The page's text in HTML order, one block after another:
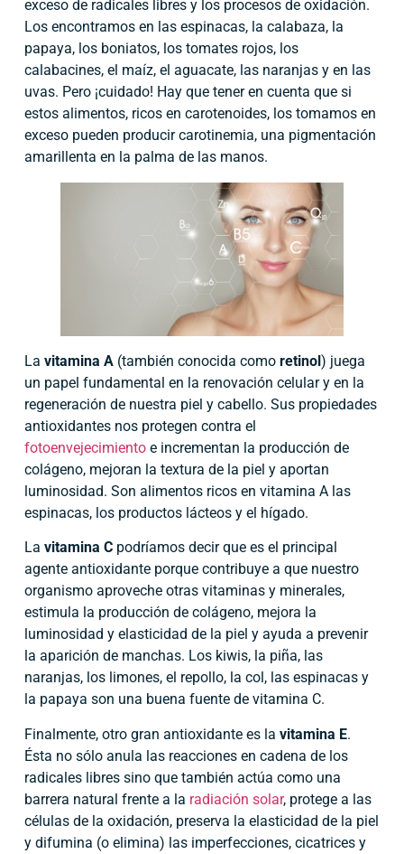
exceso de radicales libres y los procesos de oxidación.
Los encontramos en las espinacas, la calabaza, la
papaya, los boniatos, los tomates rojos, los
calabacines, el maíz, el aguacate, las naranjas y en las
uvas. Pero ¡cuidado! Hay que tener en cuenta que si
estos alimentos, ricos en carotenoides, los tomamos en
exceso pueden producir carotinemia, una pigmentación
amarillenta en la palma de las manos.
La vitamina A (también conocida comoretinol) juega
un papel fundamental en la renovación celular y en la
regeneración de nuestra piel y cabello. Sus propiedades
antioxidantes nos protegen contra el
fotoenvejecimientoe incrementan la producción de
colágeno, mejoran la textura de la piel y aportan
luminosidad. Son alimentos ricos en vitamina A las
espinacas, los productos lácteos y el hígado.
La vitamina Cpodríamos decir que es el principal
agente antioxidante porque contribuye a que nuestro
organismo aproveche otras vitaminas y minerales,
estimula la producción de colágeno, mejora la
luminosidad y elasticidad de la piel y ayuda a prevenir
la aparición de manchas. Los kiwis, la piña, las
naranjas, los limones, el repollo, la col, las espinacas y
la papaya son una buena fuente de vitamina C.
Finalmente, otro gran antioxidante es la vitamina E.
Ésta no sólo anula las reacciones en cadena de los
radicales libres sino que también actúa como una
barrera natural frente a la radiación solar, protege a las
células de la oxidación, preserva la elasticidad de la piel
y difumina (o elimina) las imperfecciones, cicatrices y